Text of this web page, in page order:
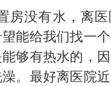
房没有水，离
能给我们找一
够有热水的，
。最好离医院